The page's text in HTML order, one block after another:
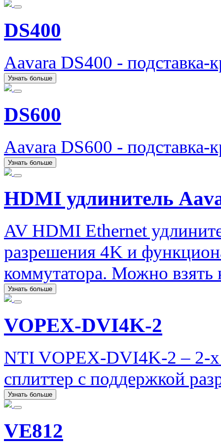
DS400
Aavara DS400 -
Узнать больше
DS600
Aavara DS600 -
Узнать больше
HDMI удлинитель
AV HDMI Ethernet
разрешения 4K и
коммутатора. Можно взять
Узнать больше
VOPEX-DVI4K-2
NTI VOPEX-DVI4K-2 – 2-
сплиттер с поддержкой
Узнать больше
VE812